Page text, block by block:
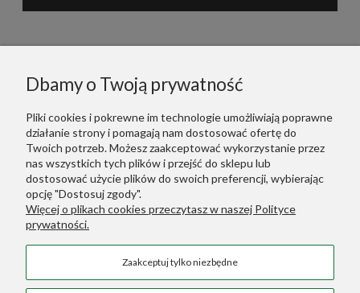
Warunki Zakupów
Dodatkowe Linki
Sztuczne Rośliny::Sztuczne Palmy
Dbamy o Twoją prywatność
Pliki cookies i pokrewne im technologie umożliwiają poprawne
działanie strony i pomagają nam dostosować ofertę do
Twoich potrzeb. Możesz zaakceptować wykorzystanie przez
nas wszystkich tych plików i przejść do sklepu lub
dostosować użycie plików do swoich preferencji, wybierając
opcję "Dostosuj zgody".
Więcej o plikach cookies przeczytasz w naszej Polityce
prywatności.
Zaakceptuj tylko niezbędne